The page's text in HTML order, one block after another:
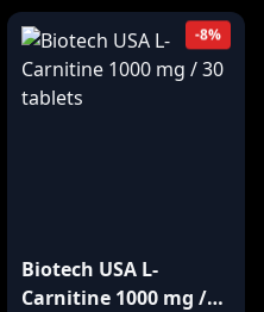
-8%
Biotech USA L-
Carnitine 1000 mg /